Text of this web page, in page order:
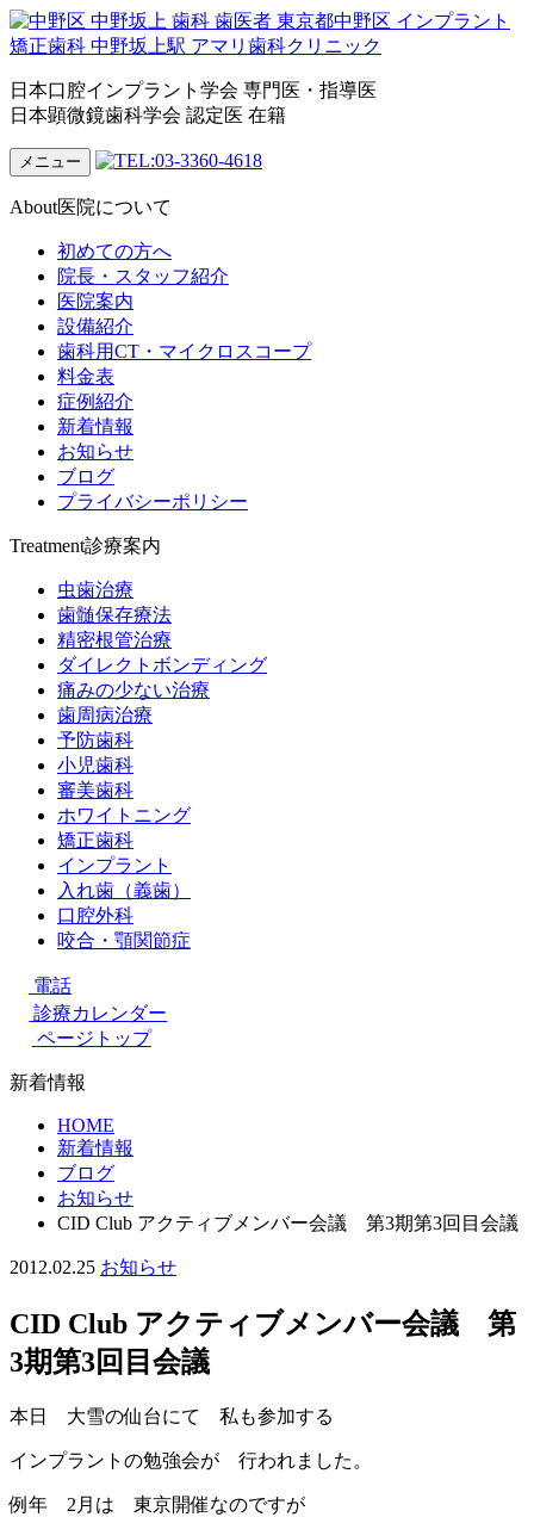
日本口腔インプラント学会 専門医・指導医
日本顕微鏡歯科学会 認定医 在籍
メニュー
About医院について
初めての方へ
院長・スタッフ紹介
医院案内
設備紹介
歯科用CT・マイクロスコープ
料金表
症例紹介
新着情報
お知らせ
ブログ
プライバシーポリシー
Treatment診療案内
虫歯治療
歯髄保存療法
精密根管治療
ダイレクトボンディング
痛みの少ない治療
歯周病治療
予防歯科
小児歯科
審美歯科
ホワイトニング
矯正歯科
インプラント
入れ歯（義歯）
口腔外科
咬合・顎関節症
電話
診療カレンダー
ページトップ
新着情報
HOME
新着情報
ブログ
お知らせ
CID Club アクティブメンバー会議 第3期第3回目会議
2012.02.25 お知らせ
CID Club アクティブメンバー会議 第
3期第3回目会議
本日 大雪の仙台にて 私も参加する
インプラントの勉強会が 行われました。
例年 2月は 東京開催なのですが